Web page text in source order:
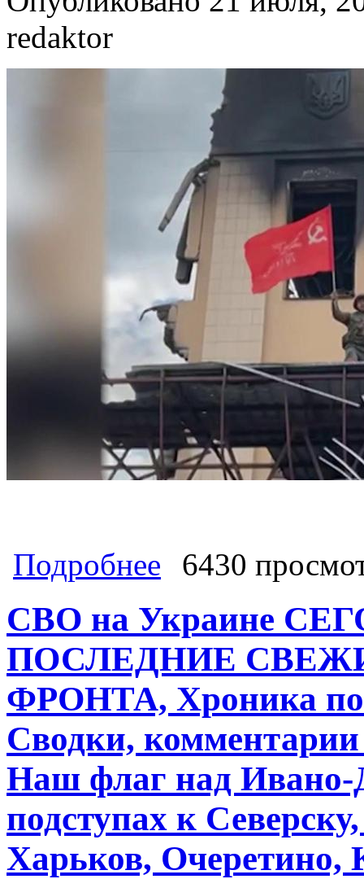
redaktor
Подробнее о Часов Яр: Кульминация битвы. С
Йорке. СВО на Украине
Хроника поминутно 21 июля 2024
6430
СВО на Украине
ПОСЛЕДНИЕ
ФРОНТА, Хроника
Сводки, комментарии
Наш флаг над
подступах к
Харьков, Очеретино,